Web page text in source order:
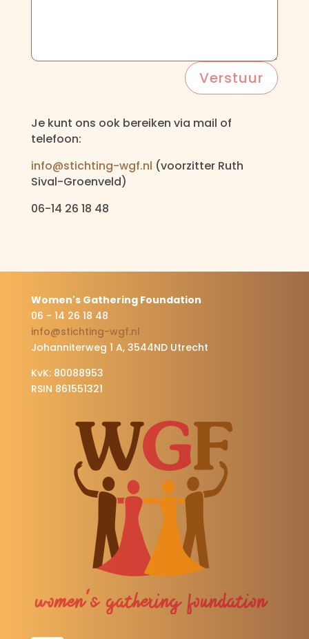
Verstuur
Je kunt ons ook bereiken via mail of
telefoon:
info@stichting-wgf.nl (voorzitter Ruth
Sival-Groenveld)
06-14 26 18 48
Women's Gathering Foundation
06 - 14 26 18 48
info@stichting-wgf.nl
Johanniterweg 1 A, 3544ND Utrecht
KvK: 80088953
RSIN 861551321